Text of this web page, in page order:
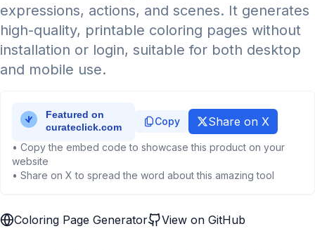
expressions, actions, and scenes. It generates
high-quality, printable coloring pages without
installation or login, suitable for both desktop
and mobile use.
Copy Share on X
• Copy the embed code to showcase this product on your
website
• Share on X to spread the word about this amazing tool
Coloring Page Generator View on GitHub